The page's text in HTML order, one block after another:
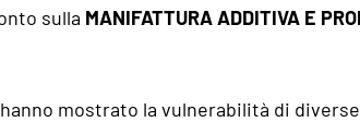
sulla MANIFATTURA ADDITIVA E
mostrato la vulnerabilità di diverse